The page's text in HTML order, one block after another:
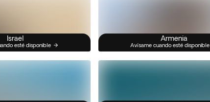
Israel
esté disponible
Armenia
Avísame cuando esté disponible